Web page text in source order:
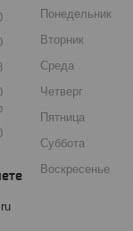
Понедельник
Вторник
Среда
Четверг
Пятница
Суббота
Воскресенье